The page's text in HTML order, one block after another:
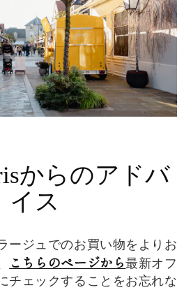
イス
こちらのページから最新オフ
チェックすることをお忘れな